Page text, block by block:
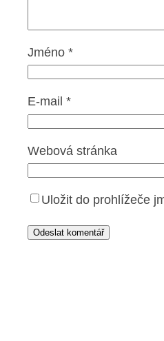
Jméno *
E-mail *
Webová stránka
Uložit do prohlížeče